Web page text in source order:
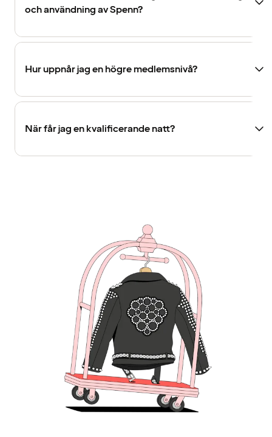
och användning av Spenn?
Hur uppnår jag en högre medlemsnivå?
När får jag en kvalificerande natt?